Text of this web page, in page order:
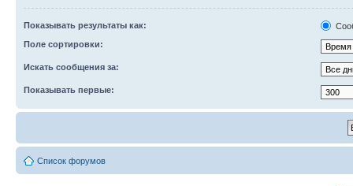
Показывать результаты как:
Поле сортировки:
Искать сообщения за:
Показывать первые:
Список форумов